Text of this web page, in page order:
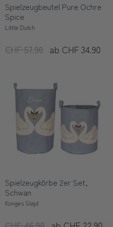
Spielzeugbeutel Pure Ochre
Spice
Little Dutch
CHF 57.90 ab CHF 34.90
Spielzeugkörbe 2er Set,
Schwan
Konges Sløjd